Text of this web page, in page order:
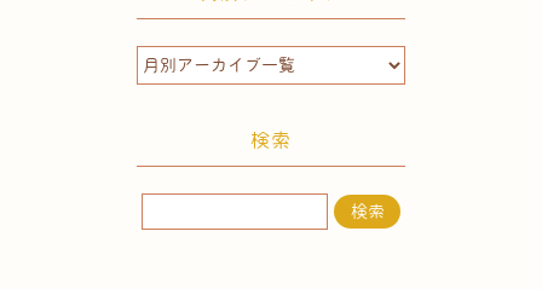
検索